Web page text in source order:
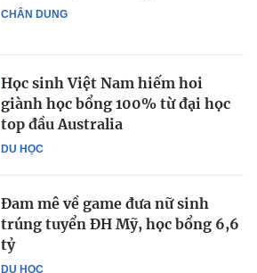
CHÂN DUNG
DU HỌC
Học sinh Việt Nam hiếm hoi
giành học bổng 100% từ đại học
top đầu Australia
DU HỌC
Đam mê về game đưa nữ sinh
trúng tuyển ĐH Mỹ, học bổng 6,6
tỷ